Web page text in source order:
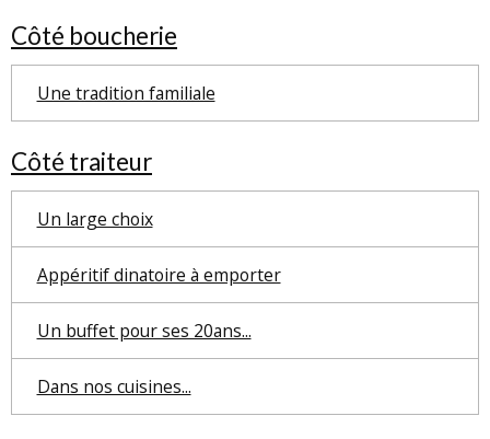
Côté boucherie
Une tradition familiale
Côté traiteur
Un large choix
Appéritif dinatoire à emporter
Un buffet pour ses 20ans...
Dans nos cuisines...